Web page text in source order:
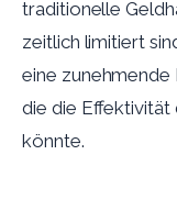
traditionelle
zeitlich limitiert
eine zunehmende
die die
könnte.